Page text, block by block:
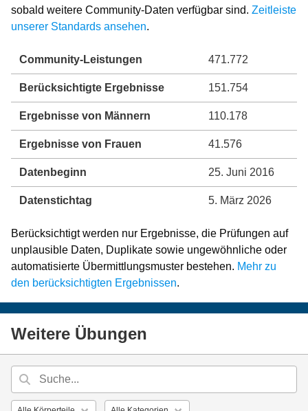
sobald weitere Community-Daten verfügbar sind. Zeitleiste
unserer Standards ansehen.
Community-Leistungen 471.772
Berücksichtigte Ergebnisse 151.754
Ergebnisse von Männern 110.178
Ergebnisse von Frauen 41.576
Datenbeginn 25. Juni 2016
Datenstichtag 5. März 2026
Berücksichtigt werden nur Ergebnisse, die Prüfungen auf
unplausible Daten, Duplikate sowie ungewöhnliche oder
automatisierte Übermittlungsmuster bestehen. Mehr zu
den berücksichtigten Ergebnissen.
Weitere Übungen